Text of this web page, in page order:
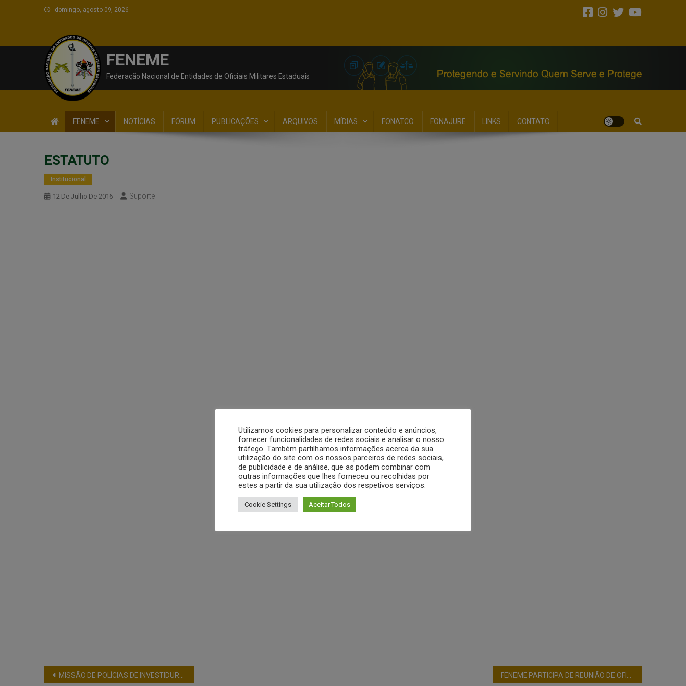
domingo, agosto 09, 2026
FENEME
Federação Nacional de Entidades de Oficiais Militares Estaduais
FENEME NOTÍCIAS FÓRUM PUBLICAÇÕES ARQUIVOS MÍDIAS FONATCO FONAJURE LINKS CONTATO
ESTATUTO
Institucional
12 De Julho De 2016 Suporte
MISSÃO DE POLÍCIAS DE INVESTIDURA MILITAR DA EUROPA VISITA O BRASIL
Utilizamos cookies para personalizar conteúdo e anúncios,
fornecer funcionalidades de redes sociais e analisar o nosso
tráfego. Também partilhamos informações acerca da sua
utilização do site com os nossos parceiros de redes sociais,
de publicidade e de análise, que as podem combinar com
outras informações que lhes forneceu ou recolhidas por
estes a partir da sua utilização dos respetivos serviços.
Cookie Settings Aceitar Todos